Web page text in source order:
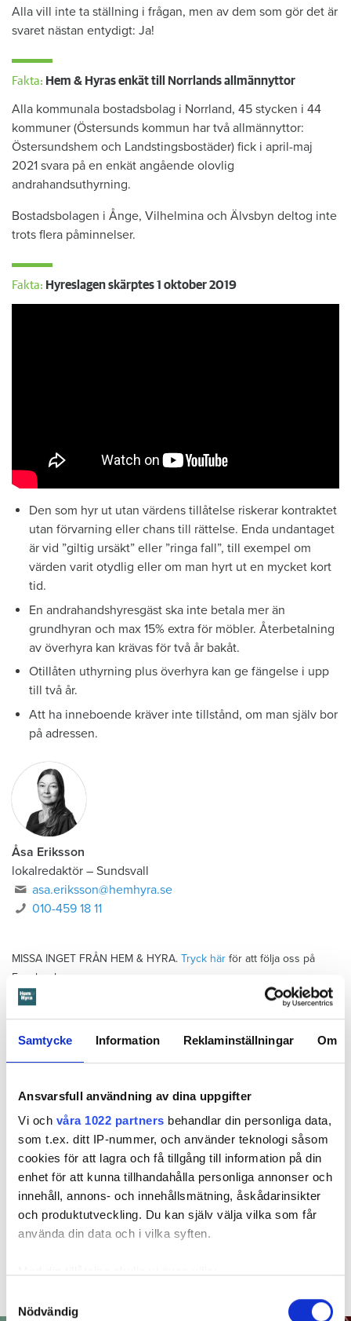
Samtycke Information Reklaminställningar Om
Ansvarsfull användning av dina uppgifter
Vi och våra 1022 partners behandlar din personliga data,
som t.ex. ditt IP-nummer, och använder teknologi såsom
cookies för att lagra och få tillgång till information på din
enhet för att kunna tillhandahålla personliga annonser och
innehåll, annons- och innehållsmätning, åskådarinsikter
och produktutveckling. Du kan själv välja vilka som får
använda din data och i vilka syften.
som kan ha en noggrannhet på upp till flera meter
Nödvändig
Alla vill inte ta ställning i frågan, men av dem som gör det är
svaret nästan entydigt: Ja!
Fakta: Hem & Hyras enkät till Norrlands allmännyttor
Alla kommunala bostadsbolag i Norrland, 45 stycken i 44
kommuner (Östersunds kommun har två allmännyttor:
Östersundshem och Landstingsbostäder) fick i april-maj
2021 svara på en enkät angående olovlig
andrahandsuthyrning.
Bostadsbolagen i Ånge, Vilhelmina och Älvsbyn deltog inte
trots flera påminnelser.
Fakta: Hyreslagen skärptes 1 oktober 2019
Den som hyr ut utan värdens tillåtelse riskerar kontraktet
utan förvarning eller chans till rättelse. Enda undantaget
är vid ”giltig ursäkt” eller ”ringa fall”, till exempel om
värden varit otydlig eller om man hyrt ut en mycket kort
tid.
En andrahandshyresgäst ska inte betala mer än
grundhyran och max 15% extra för möbler. Återbetalning
av överhyra kan krävas för två år bakåt.
Otillåten uthyrning plus överhyra kan ge fängelse i upp
till två år.
Att ha inneboende kräver inte tillstånd, om man själv bor
på adressen.
Åsa Eriksson
lokalredaktör – Sundsvall
asa.eriksson@hemhyra.se
010-459 18 11
MISSA INGET FRÅN HEM & HYRA. Tryck här för att följa oss på
Facebook.
Läs också
Larmade inte om spricka i duschen – vräks efter 30 år
Barn glömde stänga av
duschen – mamman måste
betala 300 000
ÖREBRO
Ett barn med särskilda behov går upp en natt och
är det vatten i både badrum och hall. Det borde mamman